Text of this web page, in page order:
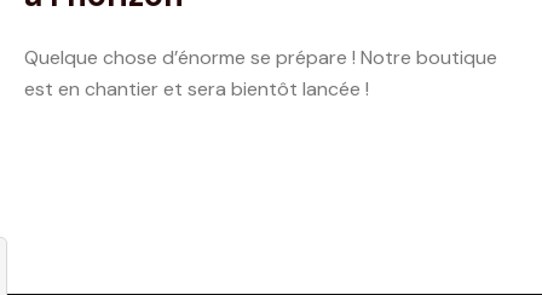
Quelque chose d’énorme se prépare ! Notre boutique
est en chantier et sera bientôt lancée !